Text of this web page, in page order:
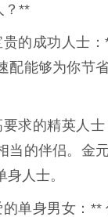
？**
的成功人士
配能够为你节
求的精英人
当的伴侣。金
人士。
单身男女：